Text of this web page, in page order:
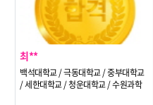
최**
백석대학교 / 극동대학교 / 중부대학교
/ 세한대학교 / 청운대학교 / 수원과학